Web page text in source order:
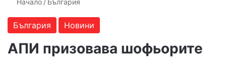
Начало / България
България Новини
АПИ призовава шофьорите